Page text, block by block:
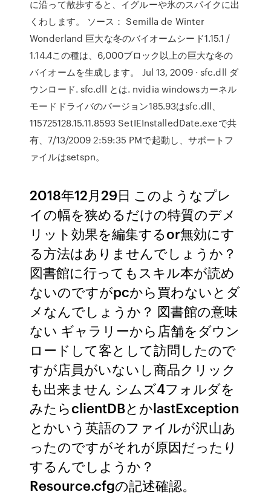
に沿って散歩すると、イグルーや氷のスパイクに出
くわします。 ソース： Semilla de Winter
Wonderland 巨大な冬のバイオームシード1.15.1 /
1.14.4この種は、6,000ブロック以上の巨大な冬の
バイオームを生成します。 Jul 13, 2009 · sfc.dll ダ
ウンロード. sfc.dll とは. nvidia windowsカーネル
モードドライバのバージョン185.93はsfc.dll、
115725128.15.11.8593 SetIEInstalledDate.exeで共
有、7/13/2009 2:59:35 PMで起動し、サポートフ
ァイルはsetspn。
2018年12月29日 このようなプレ
イの幅を狭めるだけの特質のデメ
リット効果を編集するor無効にす
る方法はありませんでしょうか？
図書館に行ってもスキル本が読め
ないのですがpcから買わないとダ
メなんでしょうか？ 図書館の意味
ない ギャラリーから店舗をダウン
ロードして客として訪問したので
すが店員がいないし商品クリック
も出来ません シムズ4フォルダを
みたらclientDBとかlastException
とかいう英語のファイルが沢山あ
ったのですがそれが原因だったり
するんでしようか？
Resource.cfgの記述確認。